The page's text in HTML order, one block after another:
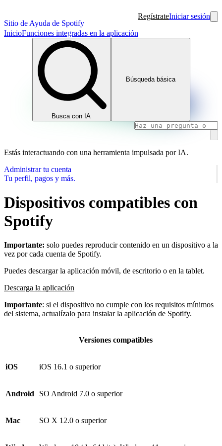
Sitio de Ayuda de Spotify
RegístrateIniciar sesión
InicioFunciones integradas en la aplicación
Busca con IA
Búsqueda básica
Estás interactuando con una herramienta impulsada por IA.
Administrar tu cuenta
Tu perfil, pagos y más.
Dispositivos compatibles con
Spotify
Importante: solo puedes reproducir contenido en un dispositivo a la
vez por cada cuenta de Spotify.
Puedes descargar la aplicación móvil, de escritorio o en la tablet.
Descarga la aplicación
Importante: si el dispositivo no cumple con los requisitos mínimos
del sistema, actualízalo para instalar la aplicación de Spotify.
Versiones compatibles
iOS iOS 16.1 o superior
Android SO Android 7.0 o superior
Mac SO X 12.0 o superior